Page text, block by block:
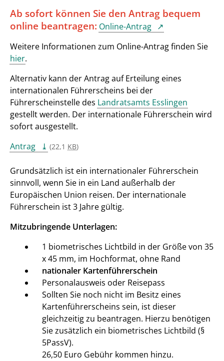
Ab sofort können Sie den Antrag bequem
online beantragen: Online-Antrag
Weitere Informationen zum Online-Antrag finden Sie
hier.
Alternativ kann der Antrag auf Erteilung eines
internationalen Führerscheins bei der
Führerscheinstelle des Landratsamts Esslingen
gestellt werden. Der internationale Führerschein wird
sofort ausgestellt.
Antrag
(22,1 KB)
Grundsätzlich ist ein internationaler Führerschein
sinnvoll, wenn Sie in ein Land außerhalb der
Europäischen Union reisen. Der internationale
Führerschein ist 3 Jahre gültig.
Mitzubringende Unterlagen:
1 biometrisches Lichtbild in der Größe von 35
x 45 mm, im Hochformat, ohne Rand
nationaler Kartenführerschein
Personalausweis oder Reisepass
Sollten Sie noch nicht im Besitz eines
Kartenführerscheins sein, ist dieser
gleichzeitig zu beantragen. Hierzu benötigen
Sie zusätzlich ein biometrisches Lichtbild (§
5PassV).
26,50 Euro Gebühr kommen hinzu.